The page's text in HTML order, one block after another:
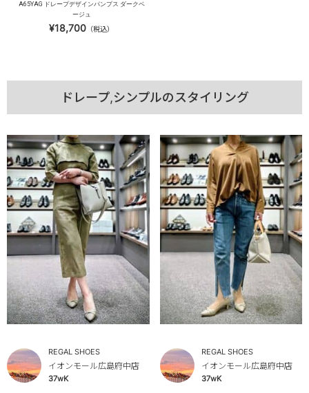
A65YAG ドレープデザインパンプス ダークベ
ージュ
¥18,700 （税込）
ドレープ,シンプルのスタイリング
REGAL SHOES
イオンモール広島府中店
37wK
REGAL SHOES
イオンモール広島府中店
37wK